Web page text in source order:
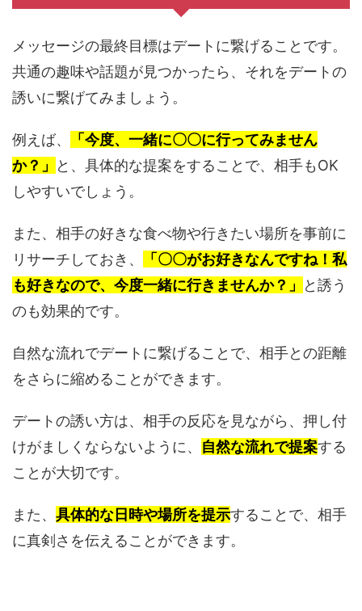
メッセージの最終目標はデートに繋げることです。
共通の趣味や話題が見つかったら、それをデートの
誘いに繋げてみましょう。
例えば、
「今度、一緒に〇〇に行ってみません
か？」
と、具体的な提案をすることで、相手もOK
しやすいでしょう。
また、相手の好きな食べ物や行きたい場所を事前に
リサーチしておき、
「〇〇がお好きなんですね！私
も好きなので、今度一緒に行きませんか？」
と誘う
のも効果的です。
自然な流れでデートに繋げることで、相手との距離
をさらに縮めることができます。
デートの誘い方は、相手の反応を見ながら、押し付
けがましくならないように、 自然な流れで提案する
ことが大切です。
また、 具体的な日時や場所を提示することで、相手
に真剣さを伝えることができます。